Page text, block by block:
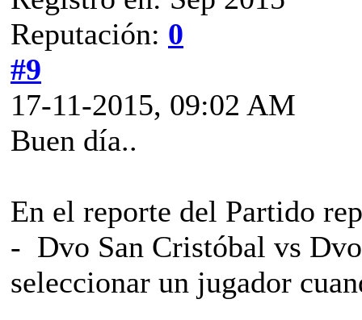
Reputación: 0
#9
17-11-2015, 09:02 AM
Buen día..
En el reporte del Partido
- Dvo San Cristóbal vs
seleccionar un jugador